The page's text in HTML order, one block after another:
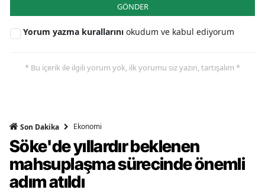
GÖNDER
Yorum yazma kurallarını okudum ve kabul ediyorum
* Bu içerik ile ilgili yorum yok, ilk yorumu siz yazın, tartışalım *
Son Dakika Ekonomi
Söke'de yıllardır beklenen
mahsuplaşma sürecinde önemli
adım atıldı